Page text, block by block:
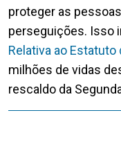
proteger as
perseguições. Isso
Relativa ao
milhões de vidas
rescaldo da